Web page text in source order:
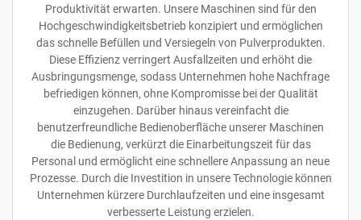
Produktivität erwarten. Unsere Maschinen sind für den
Hochgeschwindigkeitsbetrieb konzipiert und ermöglichen
das schnelle Befüllen und Versiegeln von Pulverprodukten.
Diese Effizienz verringert Ausfallzeiten und erhöht die
Ausbringungsmenge, sodass Unternehmen hohe Nachfrage
befriedigen können, ohne Kompromisse bei der Qualität
einzugehen. Darüber hinaus vereinfacht die
benutzerfreundliche Bedienoberfläche unserer Maschinen
die Bedienung, verkürzt die Einarbeitungszeit für das
Personal und ermöglicht eine schnellere Anpassung an neue
Prozesse. Durch die Investition in unsere Technologie können
Unternehmen kürzere Durchlaufzeiten und eine insgesamt
verbesserte Leistung erzielen.